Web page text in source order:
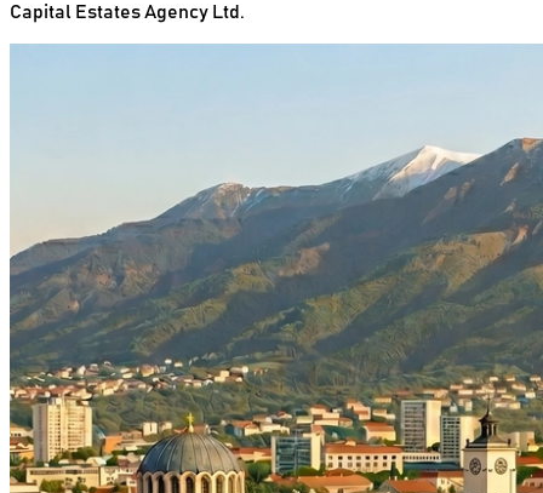
Capital Estates Agency Ltd.